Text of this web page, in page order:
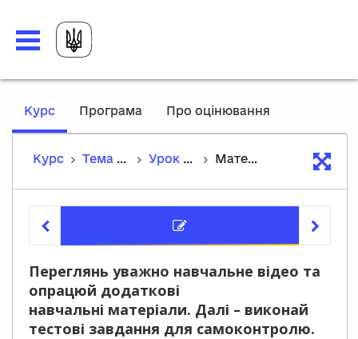
Курс,
Програма Про оцінювання
Курс Тема 4. Волинь і Галичина, Волинсько-Галицьке князівство («Держава Романовичів») кінця ХІІ – середини ХІІІ ст. Королівство Руське середини ХІІІ–XIV ст. Урок 26. Узагальнення з теми «Королівство Руське (Галицько-Волинська держава)» Матеріали уроĸу
Переглянь уважно навчальне відео та
опрацюй додаткові
навчальні матеріали. Далі – виконай
тестові завдання для самоконтролю.